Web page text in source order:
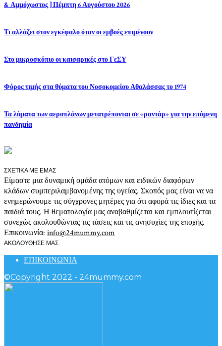
& Αμμόχωστος ] Πέμπτη 6 Αυγούστου 2026
Τι αλλάζει στον εγκέφαλο όταν οι εμβοές επιμένουν
Στο μικροσκόπιο οι καισαρικές στο ΓεΣΥ
Φόρος τιμής στα θύματα του Νοσοκομείου Αθαλάσσας το 1974
Τα λύματα των αεροπλάνων μετατρέπονται σε «ραντάρ» για την επόμενη
πανδημία
ΣΧΕΤΙΚΑ ΜΕ ΕΜΑΣ
Είμαστε μια δυναμική ομάδα ατόμων και ειδικών διαφόρων
κλάδων συμπεριλαμβανομένης της υγείας. Σκοπός μας είναι να να
ενημερώνουμε τις σύγχρονες μητέρες για ότι αφορά τις ίδιες και τα
παιδιά τους. Η θεματολογία μας αναβαθμίζεται και εμπλουτίζεται
συνεχώς ακολουθώντας τις τάσεις και τις ανησυχίες της εποχής.
Επικοινωνία: info@24mummy.com
ΑΚΟΛΟΥΘΗΣΕ ΜΑΣ
ΕΠΙΚΟΙΝΩΝΙΑ
©Copyright 2022 - 24mummy.com